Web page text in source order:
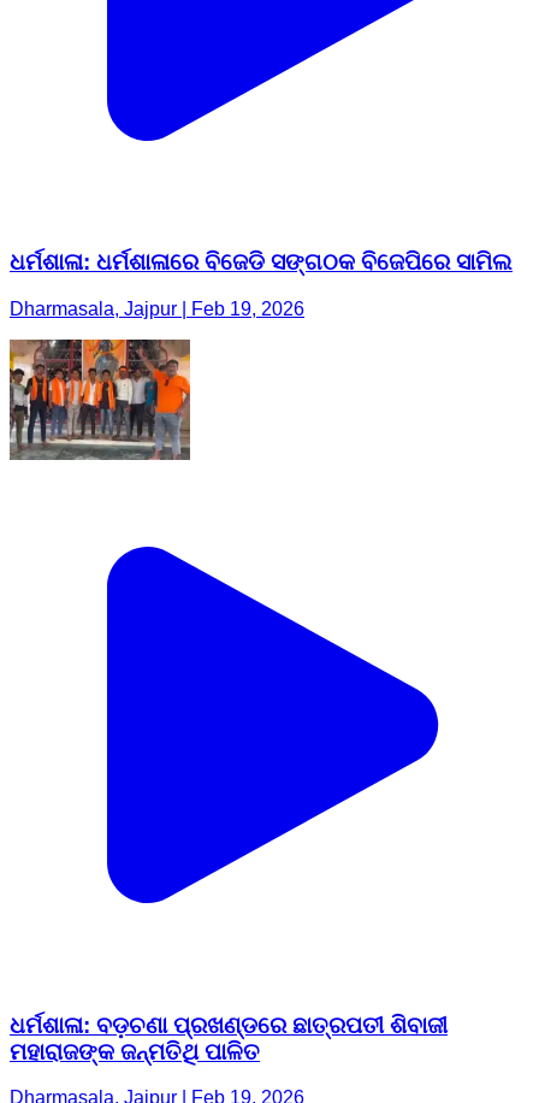
ଧର୍ମଶାଳା: ଧର୍ମଶାଳାରେ ବିଜେଡି ସଙ୍ଗଠକ ବିଜେପିରେ ସାମିଲ
Dharmasala, Jajpur | Feb 19, 2026
ଧର୍ମଶାଳା: ବଡ଼ଚଣା ପ୍ରଖଣ୍ଡରେ ଛାତ୍ରପତୀ ଶିବାଜୀ
ମହାରାଜଙ୍କ ଜନ୍ମତିଥି ପାଳିତ
Dharmasala, Jajpur | Feb 19, 2026